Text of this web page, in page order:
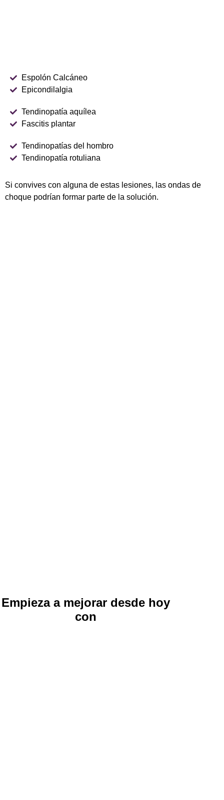
Espolón Calcáneo
Epicondilalgia
Tendinopatía aquílea
Fascitis plantar
Tendinopatías del hombro
Tendinopatía rotuliana
Si convives con alguna de estas lesiones, las ondas de
choque podrían formar parte de la solución.
Empieza a mejorar desde hoy
con